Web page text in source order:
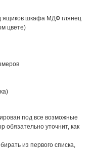
ящиков шкафа МДФ глянец
цвете)
под все возможные
обязательно уточнит, как
из первого списка,